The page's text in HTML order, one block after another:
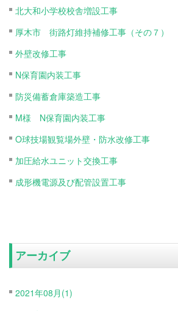
北大和小学校校舎増設工事
厚木市 街路灯維持補修工事（その７）
外壁改修工事
N保育園内装工事
防災備蓄倉庫築造工事
M様 N保育園内装工事
O球技場観覧場外壁・防水改修工事
加圧給水ユニット交換工事
成形機電源及び配管設置工事
アーカイブ
2021年08月(1)